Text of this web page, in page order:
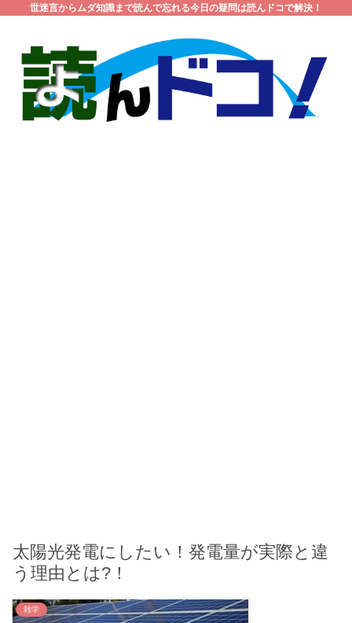
世迷言からムダ知識まで読んで忘れる今日の疑問は読んドコで解決！
太陽光発電にしたい！発電量が実際と違
う理由とは?！
雑学